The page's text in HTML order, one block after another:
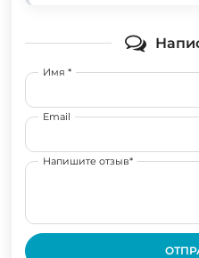
Имя *
Email
Напишите отзыв*